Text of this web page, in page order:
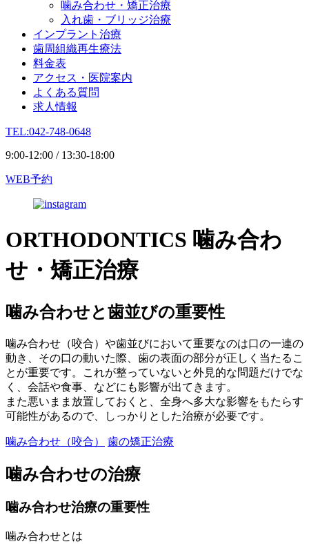
噛み合わせ・矯正治療
入れ歯・ブリッジ治療
インプラント治療
歯周組織再生療法
料金表
アクセス・医院案内
よくある質問
求人情報
TEL:042-748-0648
9:00-12:00 / 13:30-18:00
WEB予約
ORTHODONTICS 噛み合わ
せ・矯正治療
噛み合わせと歯並びの重要性
噛み合わせ（咬合）や歯並びにおいて重要なのは口の一連の
動き、その口の動いた際、歯の表面の部分が正しく当たるこ
とが重要です。これが整っていないと外見的な問題だけでな
く、会話や食事、などにも影響が出てきます。
また悪いまま放置しておくと、全身へ多大な影響をもたらす
可能性があるので、しっかりとした治療が必要です。
噛み合わせ（咬合） 歯の矯正治療
噛み合わせの治療
噛み合わせ治療の重要性
噛み合わせとは